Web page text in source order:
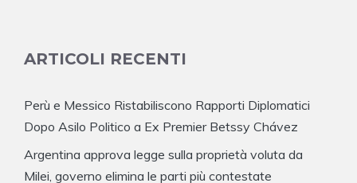
ARTICOLI RECENTI
Perù e Messico Ristabiliscono Rapporti Diplomatici
Dopo Asilo Politico a Ex Premier Betssy Chávez
Argentina approva legge sulla proprietà voluta da
Milei, governo elimina le parti più contestate